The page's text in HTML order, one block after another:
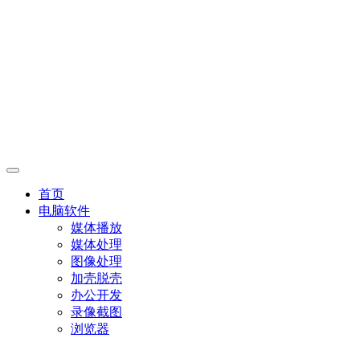
首页
电脑软件
媒体播放
媒体处理
图像处理
加壳脱壳
办公开发
录像截图
浏览器